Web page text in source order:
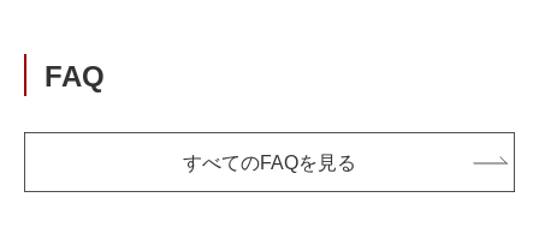
FAQ
すべてのFAQを見る